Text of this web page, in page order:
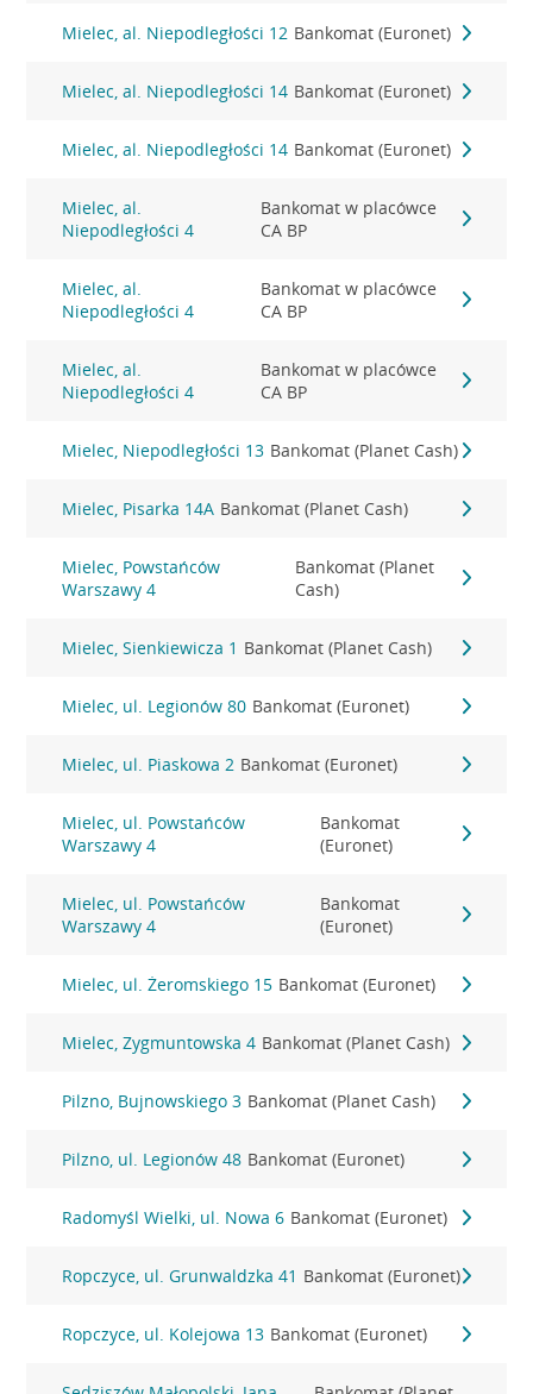
Mielec, al. Niepodległości 12 Bankomat (Euronet)
Mielec, al. Niepodległości 14 Bankomat (Euronet)
Mielec, al. Niepodległości 14 Bankomat (Euronet)
Mielec, al.
Niepodległości 4
Bankomat w placówce
CA BP
Mielec, al.
Niepodległości 4
Bankomat w placówce
CA BP
Mielec, al.
Niepodległości 4
Bankomat w placówce
CA BP
Mielec, Niepodległości 13 Bankomat (Planet Cash)
Mielec, Pisarka 14A Bankomat (Planet Cash)
Mielec, Powstańców
Warszawy 4
Bankomat (Planet
Cash)
Mielec, Sienkiewicza 1 Bankomat (Planet Cash)
Mielec, ul. Legionów 80 Bankomat (Euronet)
Mielec, ul. Piaskowa 2 Bankomat (Euronet)
Mielec, ul. Powstańców
Warszawy 4
Bankomat
(Euronet)
Mielec, ul. Powstańców
Warszawy 4
Bankomat
(Euronet)
Mielec, ul. Żeromskiego 15 Bankomat (Euronet)
Mielec, Zygmuntowska 4 Bankomat (Planet Cash)
Pilzno, Bujnowskiego 3 Bankomat (Planet Cash)
Pilzno, ul. Legionów 48 Bankomat (Euronet)
Radomyśl Wielki, ul. Nowa 6 Bankomat (Euronet)
Ropczyce, ul. Grunwaldzka 41 Bankomat (Euronet)
Ropczyce, ul. Kolejowa 13 Bankomat (Euronet)